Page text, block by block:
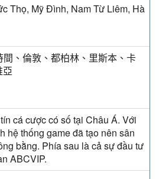
Thọ, Mỹ Đình, Nam Từ Liêm, Hà
間、倫敦、都柏林、里斯本、卡
亞
cá cược có số tại Châu Á. Với
hệ thống game đã tạo nên sân
bằng. Phía sau là cả sự đầu tư
ABCVIP.